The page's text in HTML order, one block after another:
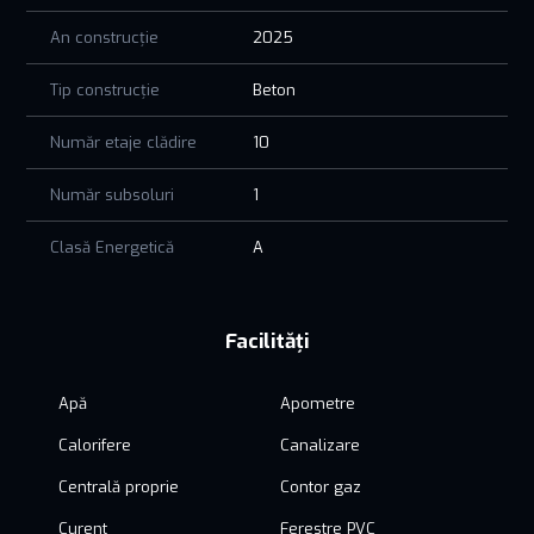
An construcție 2025
Tip construcție Beton
Număr etaje clădire 10
Număr subsoluri 1
Clasă Energetică A
Facilități
Apă Apometre
Calorifere Canalizare
Centrală proprie Contor gaz
Curent Ferestre PVC